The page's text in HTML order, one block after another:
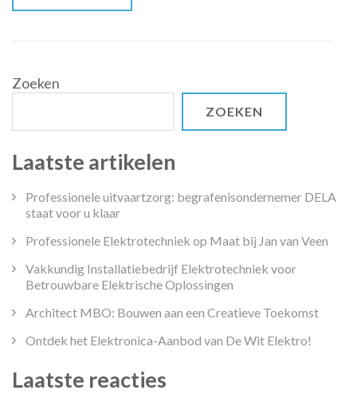
Zoeken
ZOEKEN
Laatste artikelen
Professionele uitvaartzorg: begrafenisondernemer DELA
staat voor u klaar
Professionele Elektrotechniek op Maat bij Jan van Veen
Vakkundig Installatiebedrijf Elektrotechniek voor
Betrouwbare Elektrische Oplossingen
Architect MBO: Bouwen aan een Creatieve Toekomst
Ontdek het Elektronica-Aanbod van De Wit Elektro!
Laatste reacties